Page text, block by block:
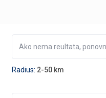
Radius: 2-50 km